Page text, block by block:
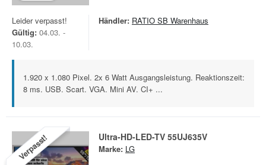
Leider verpasst!
Gültig: 04.03. -
10.03.
Händler: RATIO SB Warenhaus
1.920 x 1.080 Pixel. 2x 6 Watt Ausgangsleistung. Reaktionszeit:
8 ms. USB. Scart. VGA. Mini AV. CI+ ...
Verpasst! Ultra-HD-LED-TV 55UJ635V
Marke: LG